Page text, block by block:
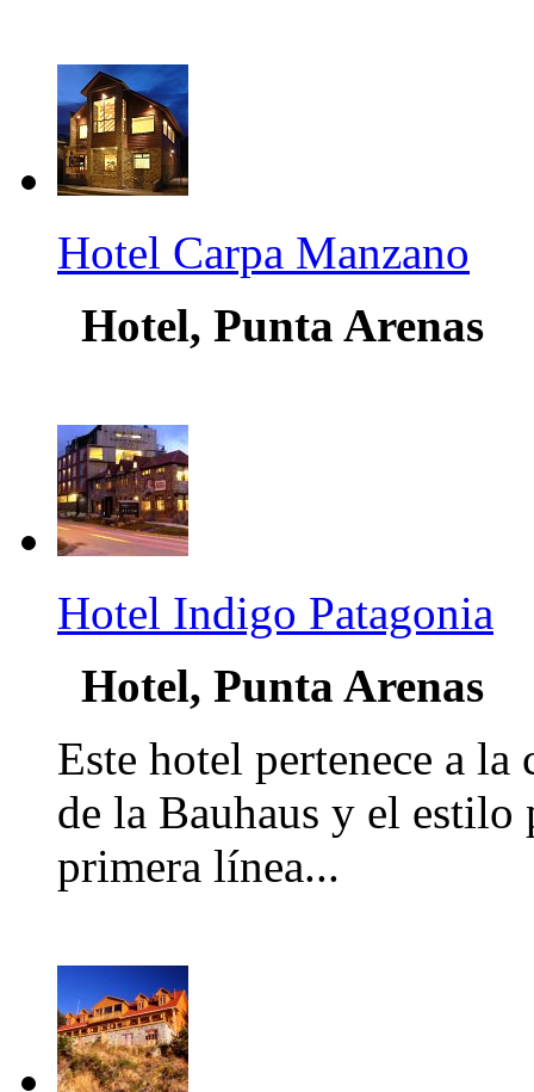
Hotel Carpa Manzano
Hotel, Punta Arenas
Hotel Indigo Patagonia
Hotel, Punta Arenas
Este hotel pertenece a
de la Bauhaus y el
primera línea...